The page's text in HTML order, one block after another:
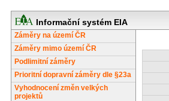
Informační systém EIA
Záměry na území ČR
Záměry mimo území ČR
Podlimitní záměry
Prioritní dopravní záměry dle §23a
Vyhodnocení změn velkých
projektů